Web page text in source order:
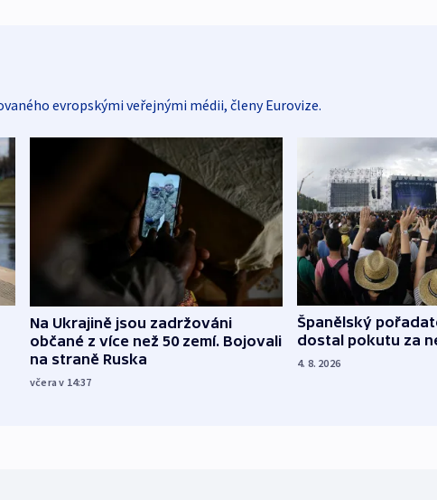
evropskými veřejnými médii, členy Eurovize.
Na Ukrajině jsou zadržováni
občané z více než 50 zemí. Bojovali
na straně Ruska
včera v 14:37
Španělský
dostal pokutu za
4. 8. 2026